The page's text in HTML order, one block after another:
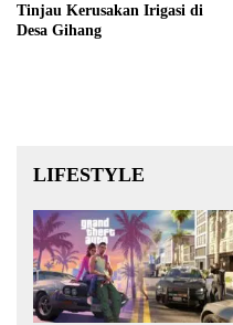
Tinjau Kerusakan Irigasi di
Desa Gihang
LIFESTYLE